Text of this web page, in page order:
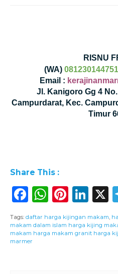
RISNU
(WA) 081230144751
Email :
Jl. Kanigoro Gg 4
Campurdarat, Kec.
Timur
Share This :
Facebook
Tags: daftar harga kijingan makam
makam dalam islam harga kijing
makam harga makam granit harga
marmer